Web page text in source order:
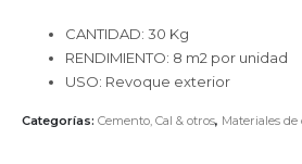
CANTIDAD: 30 Kg
RENDIMIENTO: 8 m2 por unidad
USO: Revoque exterior
Categorías: Cemento, Cal & otros, Materiales